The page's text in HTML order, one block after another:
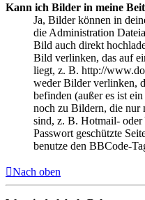
Kann ich Bilder in meine
Ja, Bilder können in
die Administration
Bild auch direkt
Bild verlinken, das auf
liegt, z. B. http://
weder Bilder verlinken,
befinden (außer es ist
noch zu Bildern, die nur
sind, z. B. Hotmail-
Passwort geschützte
benutze den BBCode-
Nach oben